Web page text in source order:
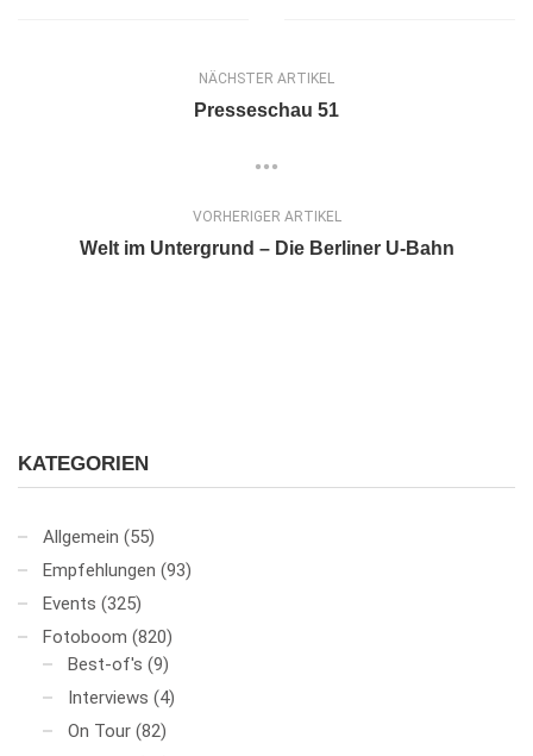
NÄCHSTER ARTIKEL
Presseschau 51
VORHERIGER ARTIKEL
Welt im Untergrund – Die Berliner U-Bahn
KATEGORIEN
Allgemein (55)
Empfehlungen (93)
Events (325)
Fotoboom (820)
Best-of's (9)
Interviews (4)
On Tour (82)